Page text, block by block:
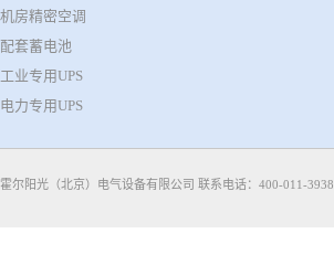
机房精密空调
配套蓄电池
工业专用UPS
电力专用UPS
霍尔阳光（北京）电气设备有限公司 联系电话：400-011-3938